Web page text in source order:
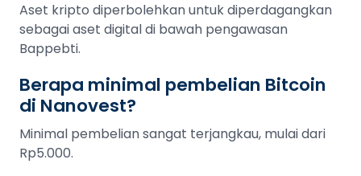
Aset kripto diperbolehkan untuk diperdagangkan
sebagai aset digital di bawah pengawasan
Bappebti.
Berapa minimal pembelian Bitcoin
di Nanovest?
Minimal pembelian sangat terjangkau, mulai dari
Rp5.000.